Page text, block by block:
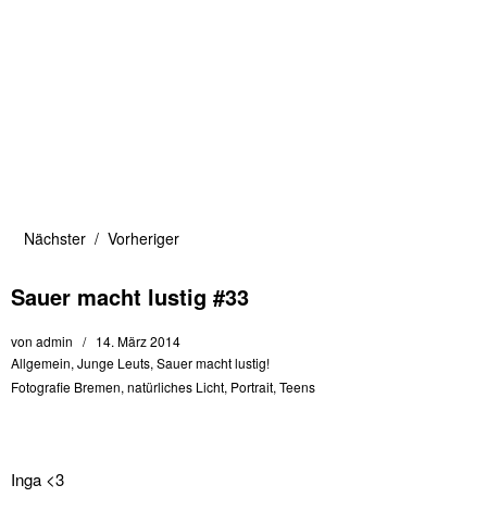
Vorheriger
Nächster
Sauer macht lustig #33
von admin
14. März 2014
Allgemein, Junge Leuts, Sauer macht lustig!
Fotografie Bremen, natürliches Licht, Portrait, Teens
Inga <3